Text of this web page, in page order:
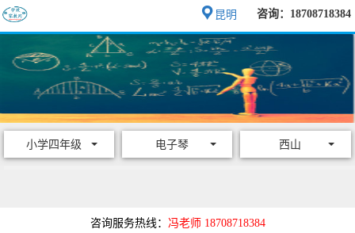
咨询：18708718384
昆明
小学四年级 电子琴 西山
咨询服务热线： 冯老师 18708718384